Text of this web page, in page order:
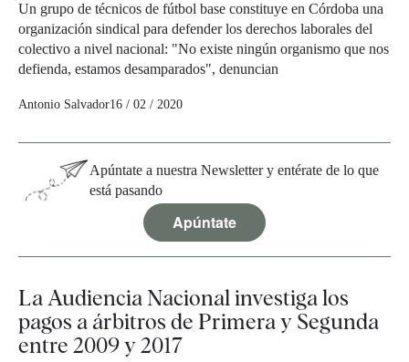
Un grupo de técnicos de fútbol base constituye en Córdoba una
organización sindical para defender los derechos laborales del
colectivo a nivel nacional: "No existe ningún organismo que nos
defienda, estamos desamparados", denuncian
Antonio Salvador16 / 02 / 2020
Apúntate a nuestra Newsletter y entérate de lo que
está pasando
Apúntate
La Audiencia Nacional investiga los
pagos a árbitros de Primera y Segunda
entre 2009 y 2017